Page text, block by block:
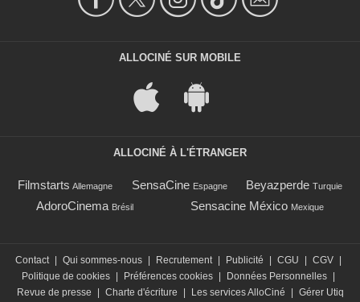
ALLOCINÉ SUR MOBILE
ALLOCINÉ À L'ÉTRANGER
Filmstarts Allemagne SensaCine Espagne Beyazperde Turquie
AdoroCinema Brésil Sensacine México Mexique
Contact | Qui sommes-nous | Recrutement | Publicité | CGU | CGV |
Politique de cookies | Préférences cookies | Données Personnelles |
Revue de presse
| Charte d'écriture | Les services AlloCiné | Gérer Utiq